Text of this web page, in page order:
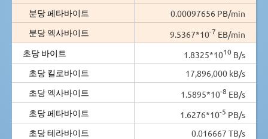
분당 페타바이트
0.00097656 PB/min
분당 엑사바이트
9.5367*10-7 EB/min
초당 바이트
1.8325*1010 B/s
초당 킬로바이트
17,896,000 kB/s
초당 엑사바이트
1.5895*10-8 EB/s
초당 페타바이트
1.6276*10-5 PB/s
초당 테라바이트
0.016667 TB/s